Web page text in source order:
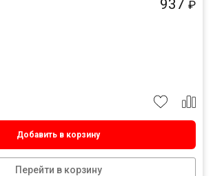
937 ₽
Добавить в корзину
Перейти в корзину